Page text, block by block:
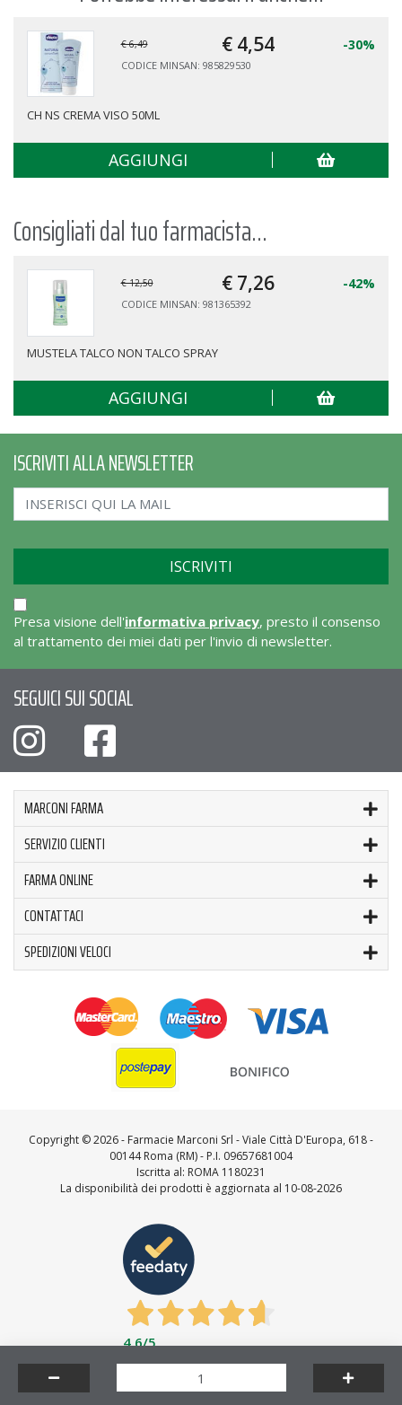
€ 6,49 € 4,54 -30%
CODICE MINSAN: 985829530
CH NS CREMA VISO 50ML
AGGIUNGI
Consigliati dal tuo farmacista...
€ 12,50 € 7,26 -42%
CODICE MINSAN: 981365392
MUSTELA TALCO NON TALCO SPRAY
AGGIUNGI
ISCRIVITI ALLA NEWSLETTER
Presa visione dell'informativa privacy, presto il consenso
al trattamento dei miei dati per l'invio di newsletter.
SEGUICI SUI SOCIAL
MARCONI FARMA
SERVIZIO CLIENTI
FARMA ONLINE
CONTATTACI
SPEDIZIONI VELOCI
Copyright ©2026 - Farmacie Marconi Srl - Viale Città D'Europa, 618 -
00144 Roma (RM) - P.I. 09657681004
Iscritta al: ROMA 1180231
La disponibilità dei prodotti è aggiornata al 10-08-2026
4,6/5
Feedaty4.7/5-23735feedbacks